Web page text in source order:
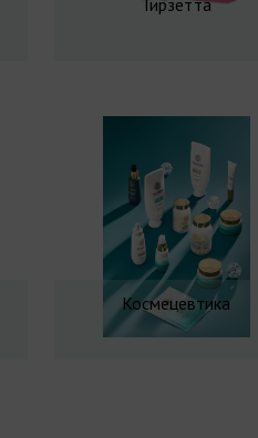
Тирзетта
Космецевтика